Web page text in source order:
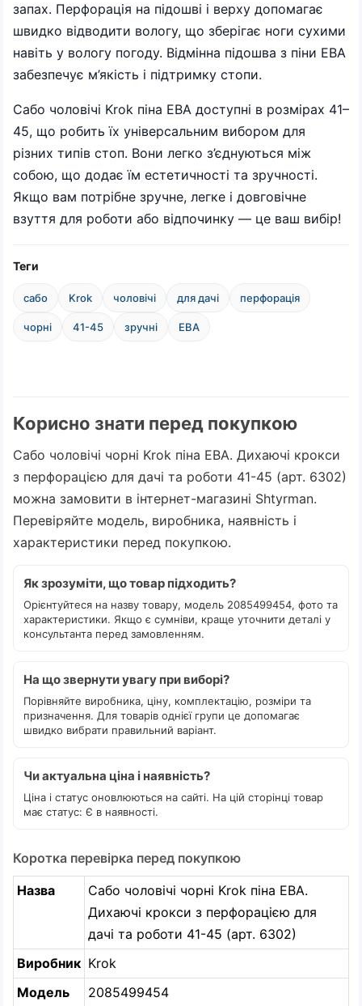
запах. Перфорація на підошві і верху допомагає
швидко відводити вологу, що зберігає ноги сухими
навіть у вологу погоду. Відмінна підошва з піни ЕВА
забезпечує м’якість і підтримку стопи.
Сабо чоловічі Krok піна ЕВА доступні в розмірах 41–
45, що робить їх універсальним вибором для
різних типів стоп. Вони легко з’єднуються між
собою, що додає їм естетичності та зручності.
Якщо вам потрібне зручне, легке і довговічне
взуття для роботи або відпочинку — це ваш вибір!
Теги
сабо Krok чоловічі для дачі перфорація
чорні 41-45 зручні ЕВА
Корисно знати перед покупкою
Сабо чоловічі чорні Krok піна ЕВА. Дихаючі крокси
з перфорацією для дачі та роботи 41-45 (арт. 6302)
можна замовити в інтернет-магазині Shtyrman.
Перевіряйте модель, виробника, наявність і
характеристики перед покупкою.
Як зрозуміти, що товар підходить?
Орієнтуйтеся на назву товару, модель 2085499454, фото та
характеристики. Якщо є сумніви, краще уточнити деталі у
консультанта перед замовленням.
На що звернути увагу при виборі?
Порівняйте виробника, ціну, комплектацію, розміри та
призначення. Для товарів однієї групи це допомагає
швидко вибрати правильний варіант.
Чи актуальна ціна і наявність?
Ціна і статус оновлюються на сайті. На цій сторінці товар
має статус: Є в наявності.
Коротка перевірка перед покупкою
Назва
Сабо чоловічі чорні Krok піна ЕВА.
Дихаючі крокси з перфорацією для
дачі та роботи 41-45 (арт. 6302)
Виробник Krok
Модель
2085499454